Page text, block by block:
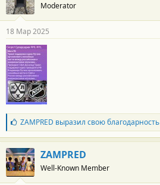
Moderator
18 Мар 2025
Б
л
а
г
о
д
а
ZAMPRED выразил свою благодарность
ZAMPRED
Well-Known Member